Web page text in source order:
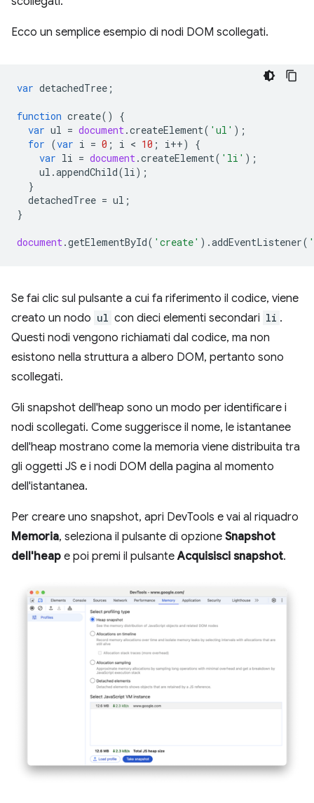
Ecco un semplice esempio di nodi DOM scollegati.
var detachedTree ;
function create()
{
var ul = document .createElement( 'ul' );
for (var i = 0 ; i < 10 ; i++)
{
var li = document .createElement( 'li' );
ul .appendChild(li );
}
detachedTree = ul ;
}
document .getElementById( 'create' ).addEventListener(
Se fai clic sul pulsante a cui fa riferimento il codice, viene
creato un nodo ul con dieci elementi secondari li .
Questi nodi vengono richiamati dal codice, ma non
esistono nella struttura a albero DOM, pertanto sono
scollegati.
Gli snapshot dell'heap sono un modo per identificare i
nodi scollegati. Come suggerisce il nome, le istantanee
dell'heap mostrano come la memoria viene distribuita tra
gli oggetti JS e i nodi DOM della pagina al momento
dell'istantanea.
Per creare uno snapshot, apri DevTools e vai al riquadro
Memoria, seleziona il pulsante di opzione Snapshot
dell'heap e poi premi il pulsanteAcquisisci snapshot.